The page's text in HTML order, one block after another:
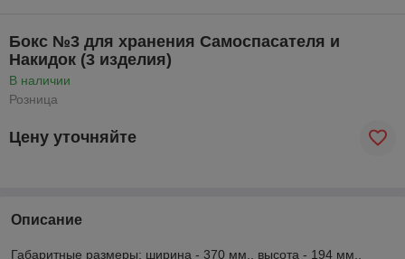
Бокс №3 для хранения Самоспасателя и
Накидок (3 изделия)
В наличии
Розница
Цену уточняйте
Описание
Габаритные размеры: ширина - 370 мм., высота - 194 мм.,